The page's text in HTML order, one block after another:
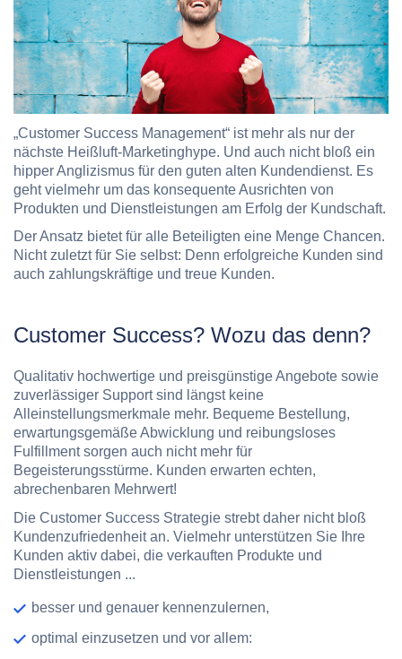
„Customer Success Management“ ist mehr als nur der
nächste Heißluft-Marketinghype. Und auch nicht bloß ein
hipper Anglizismus für den guten alten Kundendienst. Es
geht vielmehr um das konsequente Ausrichten von
Produkten und Dienstleistungen am Erfolg der Kundschaft.
Der Ansatz bietet für alle Beteiligten eine Menge Chancen.
Nicht zuletzt für Sie selbst: Denn erfolgreiche Kunden sind
auch zahlungskräftige und treue Kunden.
Customer Success? Wozu das denn?
Qualitativ hochwertige und preisgünstige Angebote sowie
zuverlässiger Support sind längst keine
Alleinstellungsmerkmale mehr. Bequeme Bestellung,
erwartungsgemäße Abwicklung und reibungsloses
Fulfillment sorgen auch nicht mehr für
Begeisterungsstürme. Kunden erwarten echten,
abrechenbaren Mehrwert!
Die Customer Success Strategie strebt daher nicht bloß
Kundenzufriedenheit an. Vielmehr unterstützen Sie Ihre
Kunden aktiv dabei, die verkauften Produkte und
Dienstleistungen ...
besser und genauer kennenzulernen,
optimal einzusetzen und vor allem: